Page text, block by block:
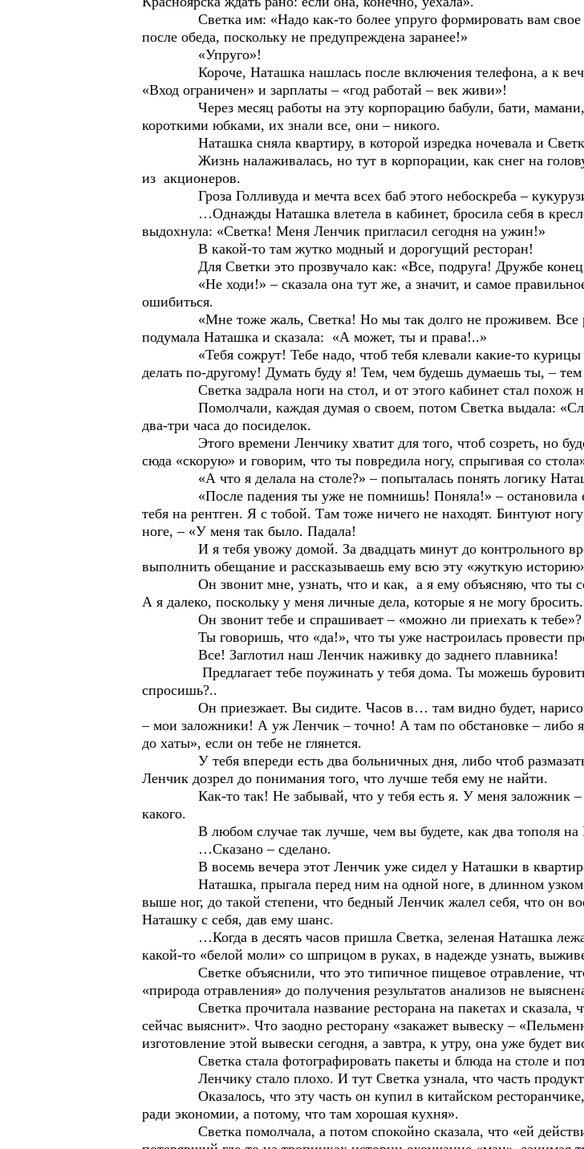
Светка им: «Надо как-то более упруго формировать вам свое
после обеда, поскольку не предупреждена заранее!»
«Упруго»!
Короче, Наташка нашлась после включения телефона, а к
«Вход ограничен» и зарплаты – «год работай – век живи»!
Через месяц работы на эту корпорацию бабули, бати, мамани,
короткими юбками, их знали все, они – никого.
Наташка сняла квартиру, в которой изредка ночевала и
Жизнь налаживалась, но тут в корпорации, как снег на
из акционеров.
Гроза Голливуда и мечта всех баб этого небоскреба –
…Однажды Наташка влетела в кабинет, бросила себя в кресло,
выдохнула: «Светка! Меня Ленчик пригласил сегодня на ужин!»
В какой-то там жутко модный и дорогущий ресторан!
Для Светки это прозвучало как: «Все, подруга! Дружбе
«Не ходи!» – сказала она тут же, а значит, и самое правильное,
ошибиться.
«Мне тоже жаль, Светка! Но мы так долго не проживем. Все
подумала Наташка и сказала: «А может, ты и права!..»
«Тебя сожрут! Тебе надо, чтоб тебя клевали какие-то курицы с
делать по-другому! Думать буду я! Тем, чем будешь думаешь ты, –
Светка задрала ноги на стол, и от этого кабинет стал похож
Помолчали, каждая думая о своем, потом Светка выдала:
два-три часа до посиделок.
Этого времени Ленчику хватит для того, чтоб созреть, но
сюда «скорую» и говорим, что ты повредила ногу, спрыгивая со
«А что я делала на столе?» – попыталась понять логику
«После падения ты уже не помнишь! Поняла!» – остановила её
тебя на рентген. Я с тобой. Там тоже ничего не находят. Бинтуют
ноге, – «У меня так было. Падала!
И я тебя увожу домой. За двадцать минут до контрольного
выполнить обещание и рассказываешь ему всю эту «жуткую
Он звонит мне, узнать, что и как, а я ему объясняю, что ты
А я далеко, поскольку у меня личные дела, которые я не могу бросить.
Он звонит тебе и спрашивает – «можно ли приехать к тебе»?
Ты говоришь, что «да!», что ты уже настроилась провести
Все! Заглотил наш Ленчик наживку до заднего плавника!
Предлагает тебе поужинать у тебя дома. Ты можешь буровить
спросишь?..
Он приезжает. Вы сидите. Часов в… там видно будет,
– мои заложники! А уж Ленчик – точно! А там по обстановке – либо
до хаты», если он тебе не глянется.
У тебя впереди есть два больничных дня, либо чтоб размазать
Ленчик дозрел до понимания того, что лучше тебя ему не найти.
Как-то так! Не забывай, что у тебя есть я. У меня заложник –
какого.
В любом случае так лучше, чем вы будете, как два тополя на
…Сказано – сделано.
В восемь вечера этот Ленчик уже сидел у Наташки в квартире
Наташка, прыгала перед ним на одной ноге, в длинном узком
выше ног, до такой степени, что бедный Ленчик жалел себя, что он
Наташку с себя, дав ему шанс.
…Когда в десять часов пришла Светка, зеленая Наташка
какой-то «белой моли» со шприцом в руках, в надежде узнать,
Светке объяснили, что это типичное пищевое отравление, что
«природа отравления» до получения результатов анализов не
Светка прочитала название ресторана на пакетах и сказала,
сейчас выяснит». Что заодно ресторану «закажет вывеску –
изготовление этой вывески сегодня, а завтра, к утру, она уже будет
Светка стала фотографировать пакеты и блюда на столе и
Ленчику стало плохо. И тут Светка узнала, что часть
Оказалось, что эту часть он купил в китайском ресторанчике,
ради экономии, а потому, что там хорошая кухня».
Светка помолчала, а потом спокойно сказала, что «ей